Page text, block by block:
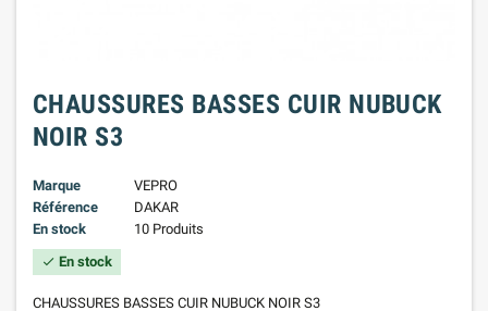
CHAUSSURES BASSES CUIR NUBUCK
NOIR S3
Marque
VEPRO
Référence
DAKAR
En stock
10 Produits
check En stock
CHAUSSURES BASSES CUIR NUBUCK NOIR S3